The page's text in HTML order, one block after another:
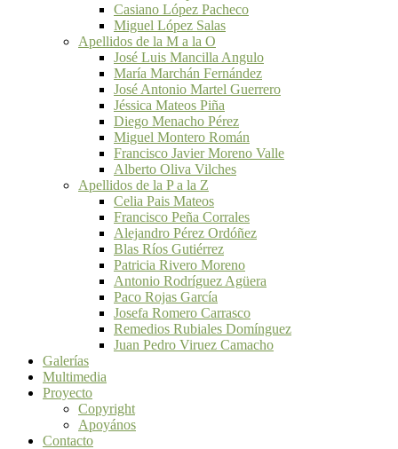
Casiano López Pacheco
Miguel López Salas
Apellidos de la M a la O
José Luis Mancilla Angulo
María Marchán Fernández
José Antonio Martel Guerrero
Jéssica Mateos Piña
Diego Menacho Pérez
Miguel Montero Román
Francisco Javier Moreno Valle
Alberto Oliva Vilches
Apellidos de la P a la Z
Celia Pais Mateos
Francisco Peña Corrales
Alejandro Pérez Ordóñez
Blas Ríos Gutiérrez
Patricia Rivero Moreno
Antonio Rodríguez Agüera
Paco Rojas García
Josefa Romero Carrasco
Remedios Rubiales Domínguez
Juan Pedro Viruez Camacho
Galerías
Multimedia
Proyecto
Copyright
Apoyános
Contacto